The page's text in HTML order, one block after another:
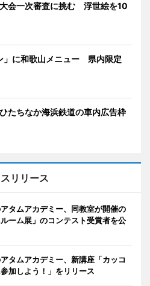
会一次審査に挑む 浮世絵を10
」に和歌山メニュー 県内限定
たちなか海浜鉄道の車内広告枠
リリース
タムアカデミー、同教室が開催の
ーム展」のコンテスト受賞者を公
タムアカデミー、新講座「カッコ
加しよう！」をリリース